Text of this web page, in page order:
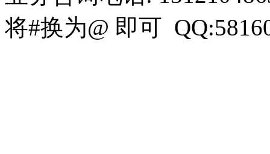
将#换为@ 即可